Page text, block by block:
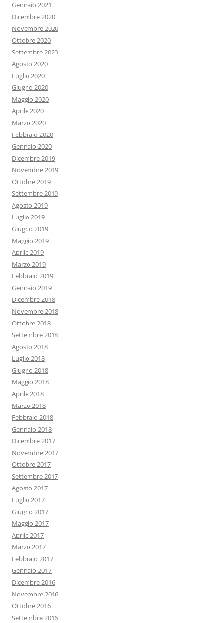
Gennaio 2021
Dicembre 2020
Novembre 2020
Ottobre 2020
Settembre 2020
Agosto 2020
Luglio 2020
Giugno 2020
Maggio 2020
Aprile 2020
Marzo 2020
Febbraio 2020
Gennaio 2020
Dicembre 2019
Novembre 2019
Ottobre 2019
Settembre 2019
Agosto 2019
Luglio 2019
Giugno 2019
Maggio 2019
Aprile 2019
Marzo 2019
Febbraio 2019
Gennaio 2019
Dicembre 2018
Novembre 2018
Ottobre 2018
Settembre 2018
Agosto 2018
Luglio 2018
Giugno 2018
Maggio 2018
Aprile 2018
Marzo 2018
Febbraio 2018
Gennaio 2018
Dicembre 2017
Novembre 2017
Ottobre 2017
Settembre 2017
Agosto 2017
Luglio 2017
Giugno 2017
Maggio 2017
Aprile 2017
Marzo 2017
Febbraio 2017
Gennaio 2017
Dicembre 2016
Novembre 2016
Ottobre 2016
Settembre 2016